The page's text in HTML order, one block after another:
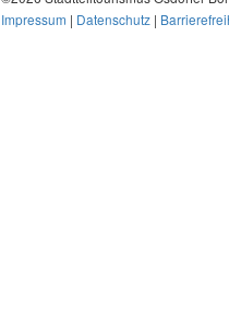
Impressum | Datenschutz |